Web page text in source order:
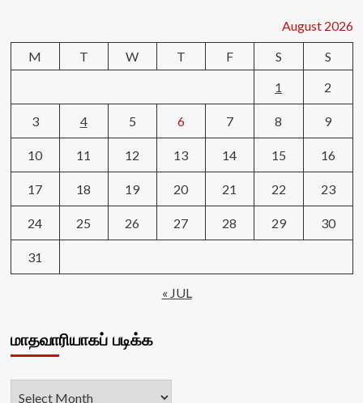
August 2026
M
T W T F S
S
1
2
3 4 5 6 7 8 9
10 11 12 13 14 15 16
17 18 19 20 21 22 23
24 25 26 27 28 29 30
31
« JUL
மாதவாரியாகப் படிக்க